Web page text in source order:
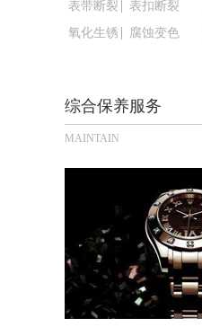
表带断裂 表扣断裂
氧化生锈
腐蚀变色
综合保养服务
MAINTAIN